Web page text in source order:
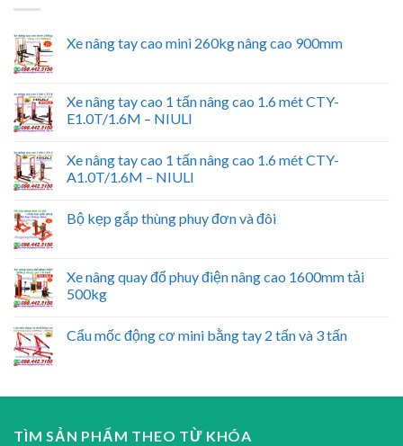
Xe nâng tay cao mini 260kg nâng cao 900mm
Xe nâng tay cao 1 tấn nâng cao 1.6 mét CTY-
E1.0T/1.6M – NIULI
Xe nâng tay cao 1 tấn nâng cao 1.6 mét CTY-
A1.0T/1.6M – NIULI
Bộ kẹp gắp thùng phuy đơn và đôi
Xe nâng quay đổ phuy điện nâng cao 1600mm tải
500kg
Cẩu mốc động cơ mini bằng tay 2 tấn và 3 tấn
TÌM SẢN PHẨM THEO TỪ KHÓA